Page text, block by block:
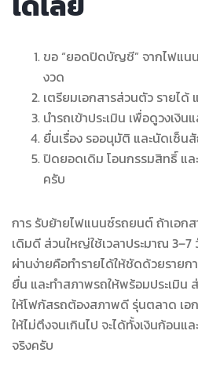
ขอ “ยอดปิดบัญชี” จากไฟแนน
งวด
เตรียมเอกสารส่วนตัว รายได้
นำรถเข้าประเมิน เพื่อดูวงเงิน
ยื่นเรื่อง รออนุมัติ และนัดเซ็
ปิดยอดเดิม โอนกรรมสิทธิ์ แ
ครับ
การ รับย้ายไฟแนนซ์รถยนต์ ถ้าเอก
เดิมดี ส่วนใหญ่ใช้เวลาประมาณ 3–7
ผ่านง่ายคือทำรายได้ให้ชัดด้วยราย
ยื่น และทำสภาพรถให้พร้อมประเมิน
ให้โฟกัสรถต้องสภาพดี รุ่นตลาด เอ
ให้ไม่ตึงจนเกินไป จะได้ทั้งเงินก้อนแ
จริงครับ